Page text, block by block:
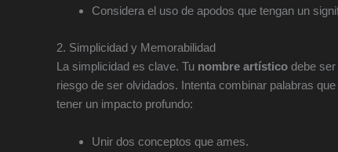
Considera el uso de apodos que tengan un
2. Simplicidad y Memorabilidad
La simplicidad es clave. Tu nombre artístico debe
riesgo de ser olvidados. Intenta combinar palabras
tener un impacto profundo:
Unir dos conceptos que ames.